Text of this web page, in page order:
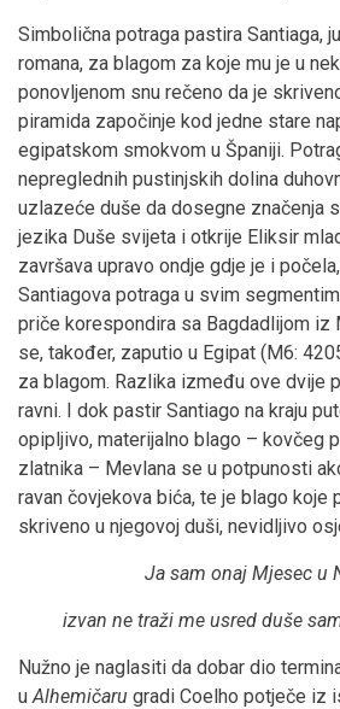
Simbolična potraga pastira Santiaga,
romana, za blagom za koje mu je u
ponovljenom snu rečeno da je
piramida započinje kod jedne stare
egipatskom smokvom u Španiji.
nepreglednih pustinjskih dolina
uzlazeće duše da dosegne značenja
jezika Duše svijeta i otkrije Eliksir
završava upravo ondje gdje je i
Santiagova potraga u svim
priče korespondira sa Bagdadlijom iz
se, također, zaputio u Egipat (M6:
za blagom. Razlika između ove dvije
ravni. I dok pastir Santiago na kraju
opipljivo, materijalno blago – kovčeg
zlatnika – Mevlana se u potpunosti
ravan čovjekova bića, te je blago koje
skriveno u njegovoj duši, nevidljivo
Ja sam onaj Mjesec u
izvan ne traži me usred duše
Nužno je naglasiti da dobar dio
u Alhemičaru gradi Coelho potječe iz